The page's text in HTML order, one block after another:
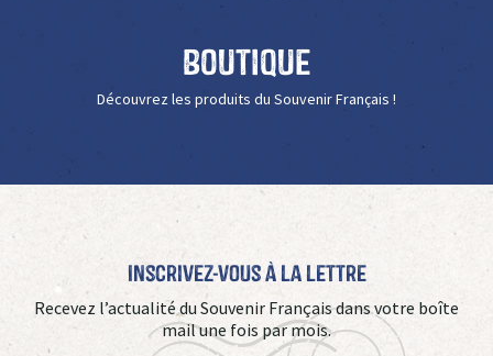
Boutique
Découvrez les produits du Souvenir Français !
Inscrivez-vous à La Lettre
Recevez l’actualité du Souvenir Français dans votre boîte
mail une fois par mois.